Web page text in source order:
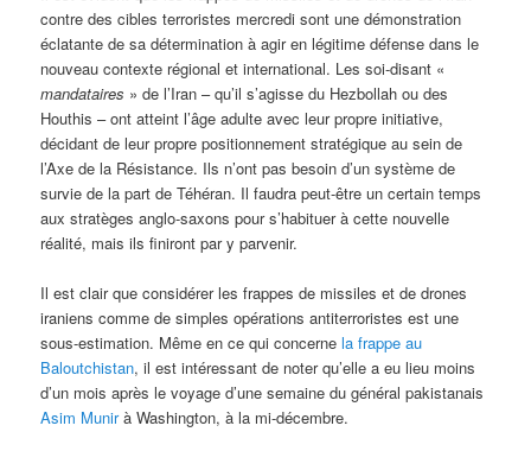
contre des cibles terroristes mercredi sont une démonstration
éclatante de sa détermination à agir en légitime défense dans le
nouveau contexte régional et international. Les soi-disant «
mandataires » de l’Iran – qu’il s’agisse du Hezbollah ou des
Houthis – ont atteint l’âge adulte avec leur propre initiative,
décidant de leur propre positionnement stratégique au sein de
l’Axe de la Résistance. Ils n’ont pas besoin d’un système de
survie de la part de Téhéran. Il faudra peut-être un certain temps
aux stratèges anglo-saxons pour s’habituer à cette nouvelle
réalité, mais ils finiront par y parvenir.
Il est clair que considérer les frappes de missiles et de drones
iraniens comme de simples opérations antiterroristes est une
sous-estimation. Même en ce qui concernela frappe au
Baloutchistan, il est intéressant de noter qu’elle a eu lieu moins
d’un mois après le voyage d’une semaine du général pakistanais
Asim Munirà Washington, à la mi-décembre.